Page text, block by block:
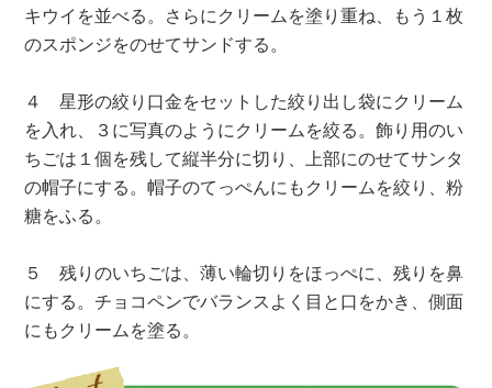
キウイを並べる。さらにクリームを塗り重ね、もう１枚
のスポンジをのせてサンドする。
４ 星形の絞り口金をセットした絞り出し袋にクリーム
を入れ、３に写真のようにクリームを絞る。飾り用のい
ちごは１個を残して縦半分に切り、上部にのせてサンタ
の帽子にする。帽子のてっぺんにもクリームを絞り、粉
糖をふる。
５ 残りのいちごは、薄い輪切りをほっぺに、残りを鼻
にする。チョコペンでバランスよく目と口をかき、側面
にもクリームを塗る。